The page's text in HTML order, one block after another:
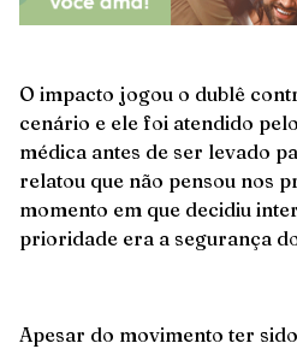
O impacto jogou o dublê
cenário e ele foi atendido
médica antes de ser levado
relatou que não pensou nos
momento em que decidiu
prioridade era a segurança
Apesar do movimento ter